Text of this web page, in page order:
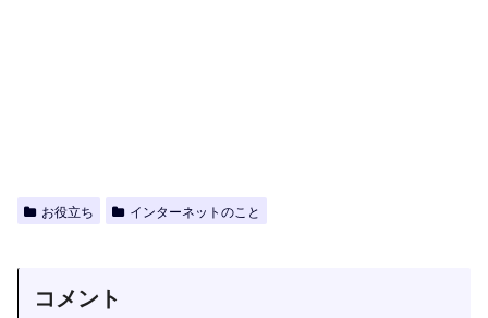
お役立ち インターネットのこと
コメント